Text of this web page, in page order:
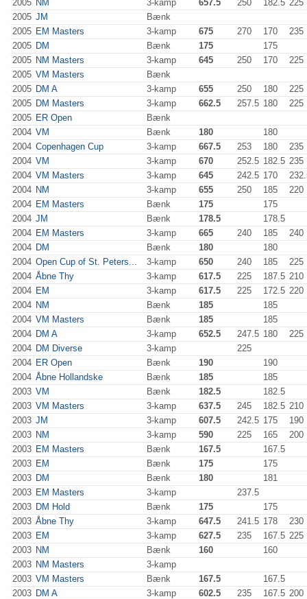
2005 NM 3-kamp 657.5 250 182.5 225
2005 JM
Bænk
2005 EM Masters 3-kamp 675 270 170
235
2005 DM Bænk 175
175
2005 NM Masters 3-kamp 645 250 170
225
2005 VM Masters
Bænk
2005 DM A 3-kamp 655 250 180
225
2005 DM Masters 3-kamp 662.5 257.5 180
225
2005 ER Open
Bænk
2004 VM Bænk 180
180
2004 Copenhagen Cup 3-kamp 667.5 253 180
235
2004 VM 3-kamp 670 252.5 182.5 235
2004 VM Masters 3-kamp 645 242.5 170
2004 NM 3-kamp 655 250 185
220
2004 EM Masters Bænk 175
175
2004 JM Bænk 178.5
178.5
2004 EM Masters 3-kamp 665 240 185
240
2004 DM Bænk 180
180
2004 Open Cup of St. Peters... 3-kamp 650 240 185
225
2004 Åbne Thy 3-kamp 617.5 225 187.5 210
2004 EM 3-kamp 617.5 225 172.5 220
2004 NM Bænk 185
185
2004 VM Masters Bænk 185
185
2004 DM A 3-kamp 652.5 247.5 180
225
2004 DM Diverse 3-kamp
225
2004 ER Open Bænk 190
190
2004 Åbne Hollandske Bænk 185
185
2003 VM Bænk 182.5
182.5
2003 VM Masters 3-kamp 637.5 245 182.5 210
2003 JM 3-kamp 607.5 242.5 175
190
2003 NM 3-kamp 590 225 165
200
2003 EM Masters Bænk 167.5
167.5
2003 EM Bænk 175
175
2003 DM Bænk 180
181
2003 EM Masters 3-kamp
237.5
2003 DM Hold Bænk 175
175
2003 Åbne Thy 3-kamp 647.5 241.5 178
230
2003 EM 3-kamp 627.5 235 167.5 225
2003 NM Bænk 160
160
2003 NM Masters
3-kamp
2003 VM Masters Bænk 167.5
167.5
2003 DM A 3-kamp 602.5 235 167.5 200